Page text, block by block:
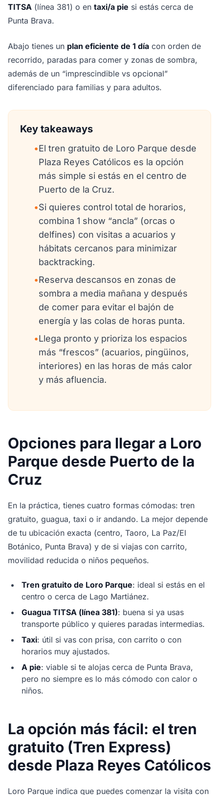
TITSA (línea 381) o en taxi/a pie si estás cerca de
Punta Brava.
Abajo tienes un plan eficiente de 1 día con orden de
recorrido, paradas para comer y zonas de sombra,
además de un “imprescindible vs opcional”
diferenciado para familias y para adultos.
Key takeaways
•El tren gratuito de Loro Parque desde
Plaza Reyes Católicos es la opción
más simple si estás en el centro de
Puerto de la Cruz.
•Si quieres control total de horarios,
combina 1 show “ancla” (orcas o
delfines) con visitas a acuarios y
hábitats cercanos para minimizar
backtracking.
•Reserva descansos en zonas de
sombra a media mañana y después
de comer para evitar el bajón de
energía y las colas de horas punta.
•Llega pronto y prioriza los espacios
más “frescos” (acuarios, pingüinos,
interiores) en las horas de más calor
y más afluencia.
Opciones para llegar a Loro
Parque desde Puerto de la
Cruz
En la práctica, tienes cuatro formas cómodas: tren
gratuito, guagua, taxi o ir andando. La mejor depende
de tu ubicación exacta (centro, Taoro, La Paz/El
Botánico, Punta Brava) y de si viajas con carrito,
movilidad reducida o niños pequeños.
Tren gratuito de Loro Parque: ideal si estás en el
centro o cerca de Lago Martiánez.
Guagua TITSA (línea 381): buena si ya usas
transporte público y quieres paradas intermedias.
Taxi: útil si vas con prisa, con carrito o con
horarios muy ajustados.
A pie: viable si te alojas cerca de Punta Brava,
pero no siempre es lo más cómodo con calor o
niños.
La opción más fácil: el tren
gratuito (Tren Express)
desde Plaza Reyes Católicos
Loro Parque indica que puedes comenzar la visita con